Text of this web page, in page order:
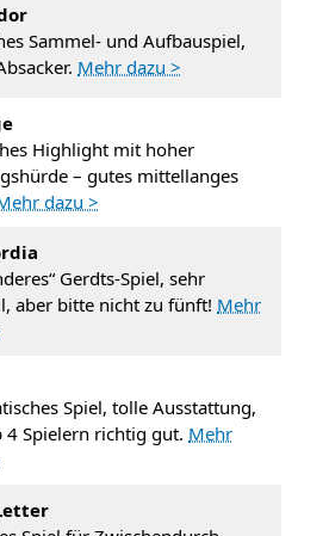
Sammel- und Aufbauspiel,
Mehr dazu >
Highlight mit hoher
– gutes mittellanges
dazu >
Gerdts-Spiel, sehr
aber bitte nicht zu fünft! Mehr
Spiel, tolle Ausstattung,
4 Spielern richtig gut. Mehr